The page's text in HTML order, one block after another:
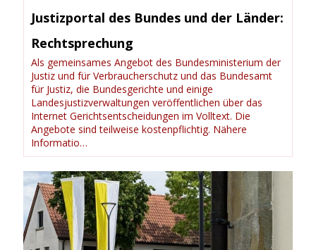
Justizportal des Bundes und der Länder:
Rechtsprechung
Als gemeinsames Angebot des Bundesministerium der
Justiz und für Verbraucherschutz und das Bundesamt
für Justiz, die Bundesgerichte und einige
Landesjustizverwaltungen veröffentlichen über das
Internet Gerichtsentscheidungen im Volltext. Die
Angebote sind teilweise kostenpflichtig. Nähere
Informatio…